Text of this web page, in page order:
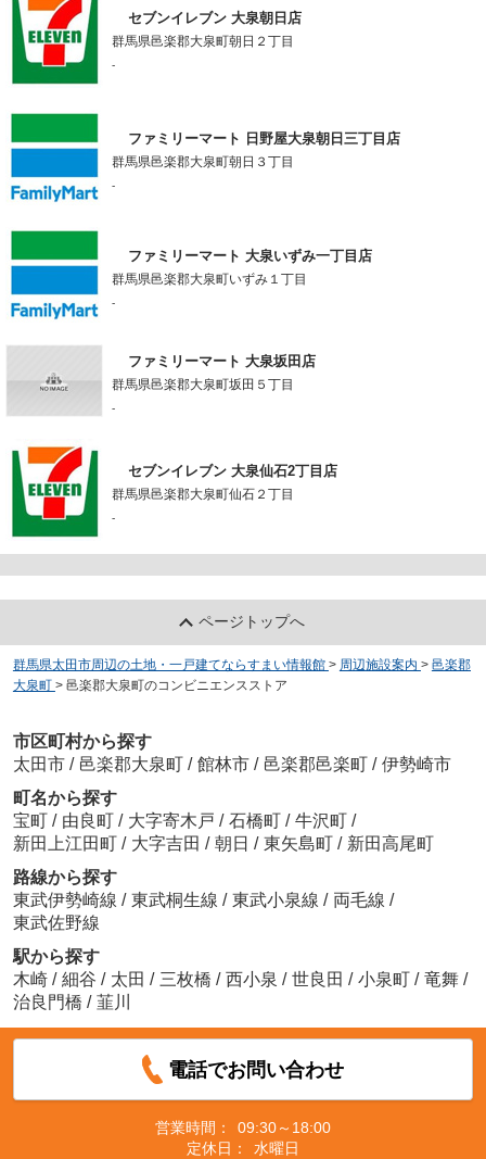
セブンイレブン 大泉朝日店
群馬県邑楽郡大泉町朝日２丁目
-
ファミリーマート 日野屋大泉朝日三丁目店
群馬県邑楽郡大泉町朝日３丁目
-
ファミリーマート 大泉いずみ一丁目店
群馬県邑楽郡大泉町いずみ１丁目
-
ファミリーマート 大泉坂田店
群馬県邑楽郡大泉町坂田５丁目
-
セブンイレブン 大泉仙石2丁目店
群馬県邑楽郡大泉町仙石２丁目
-
ページトップへ
群馬県太田市周辺の土地・一戸建てならすまい情報館 > 周辺施設案内 > 邑楽郡
大泉町 > 邑楽郡大泉町のコンビニエンスストア
市区町村から探す
太田市 / 邑楽郡大泉町 / 館林市 / 邑楽郡邑楽町 / 伊勢崎市
町名から探す
宝町 / 由良町 / 大字寄木戸 / 石橋町 / 牛沢町 /
新田上江田町 / 大字吉田 / 朝日 / 東矢島町 / 新田高尾町
路線から探す
東武伊勢崎線 / 東武桐生線 / 東武小泉線 / 両毛線 /
東武佐野線
駅から探す
木崎 / 細谷 / 太田 / 三枚橋 / 西小泉 / 世良田 / 小泉町 / 竜舞 /
治良門橋 / 韮川
電話でお問い合わせ
営業時間：
09:30～18:00
定休日：
水曜日